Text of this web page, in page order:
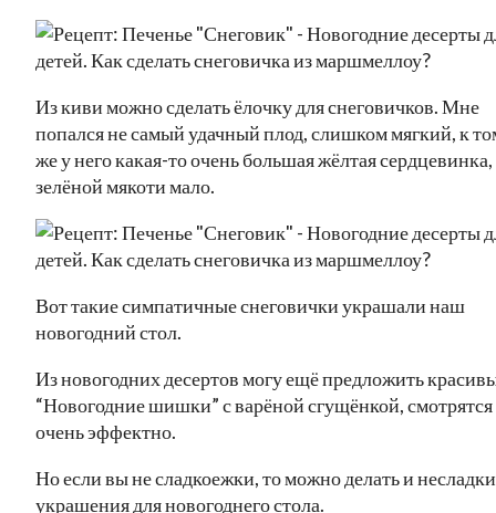
Из киви можно сделать ёлочку для снеговичков. Мне
попался не самый удачный плод, слишком мягкий, к
же у него какая-то очень большая жёлтая сердцевинка,
зелёной мякоти мало.
Вот такие симпатичные снеговички украшали наш
новогодний стол.
Из новогодних десертов могу ещё предложить
“Новогодние шишки” с варёной сгущёнкой, смотрятся
очень эффектно.
Но если вы не сладкоежки, то можно делать и
украшения для новогоднего стола.